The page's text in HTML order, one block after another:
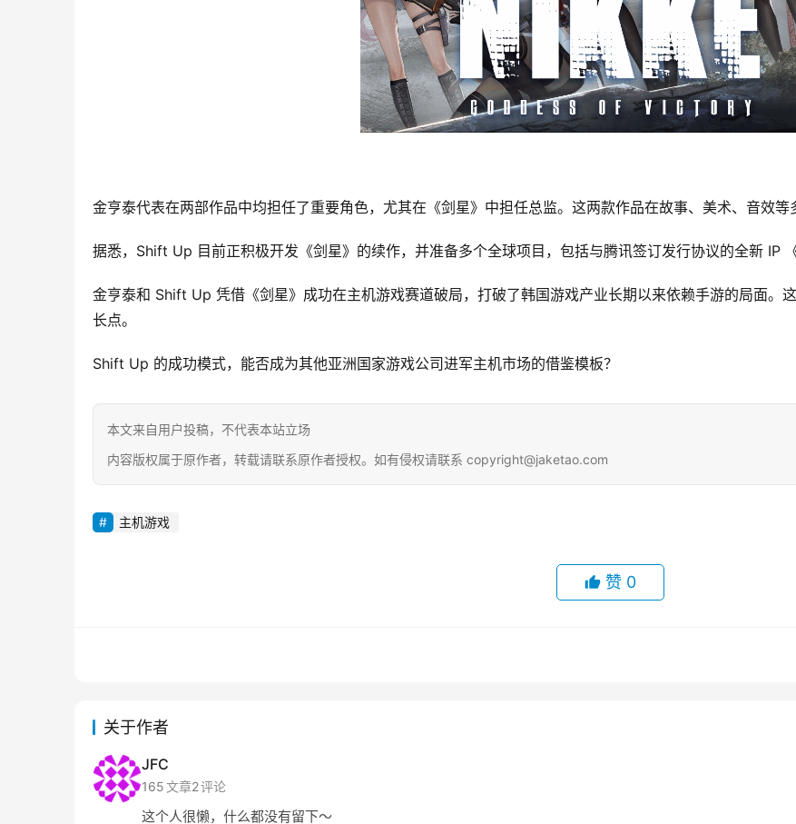
金亨泰代表在两部作品中均担任了重要角色，尤其在《剑星》中担任总监。这两款作品在故事、美术、音效等
据悉，Shift Up 目前正积极开发《剑星》的续作，并准备多个全球项目，包括与腾讯签订发行协议的全新 IP
金亨泰和 Shift Up 凭借《剑星》成功在主机游戏赛道破局，打破了韩国游戏产业长期以来依赖手游的局面。
长点。
Shift Up 的成功模式，能否成为其他亚洲国家游戏公司进军主机市场的借鉴模板？
本文来自用户投稿，不代表本站立场
内容版权属于原作者，转载请联系原作者授权。如有侵权请联系 copyright@jaketao.com
主机游戏
赞 0
关于作者
JFC
165文章2评论
这个人很懒，什么都没有留下～